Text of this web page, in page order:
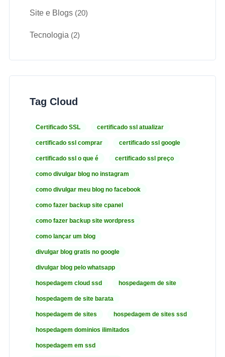
Site e Blogs (20)
Tecnologia (2)
Tag Cloud
Certificado SSL certificado ssl atualizar
certificado ssl comprar certificado ssl google
certificado ssl o que é certificado ssl preço
como divulgar blog no instagram
como divulgar meu blog no facebook
como fazer backup site cpanel
como fazer backup site wordpress
como lançar um blog
divulgar blog gratis no google
divulgar blog pelo whatsapp
hospedagem cloud ssd hospedagem de site
hospedagem de site barata
hospedagem de sites hospedagem de sites ssd
hospedagem dominios ilimitados
hospedagem em ssd